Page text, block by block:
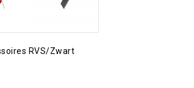
RVS/Zwart